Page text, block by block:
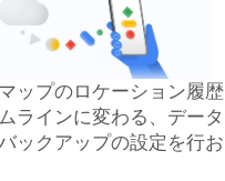
ップのロケーション履歴
ラインに変わる、データ
ックアップの設定を行お